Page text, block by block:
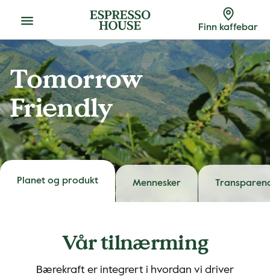
Meny Finn kaffebar
Tomorrow
Friendly
Planet og produkt Mennesker
Vår tilnærming
Bærekraft er integrert i hvordan vi driver